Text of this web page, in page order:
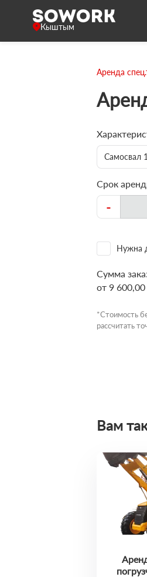
Кыштым
Аренда
Самосвал
Срок
-
Нужна
Сумма
от 9
*Стоимость
рассчитать
Вам